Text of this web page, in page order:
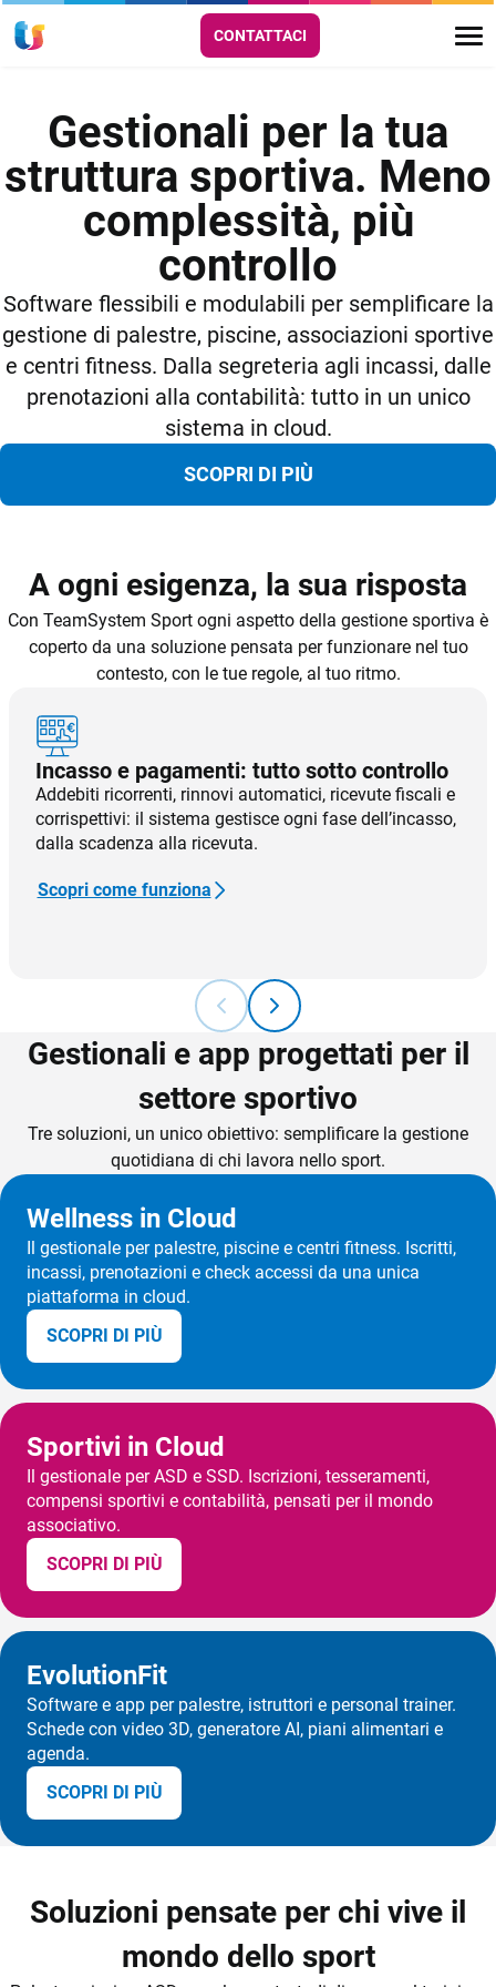
CRM
Ecommerce
Email Marketing
Fatturazione
Financial Solutions
HR
Trust Services
CONTATTACI
Gestionali per la tua
struttura sportiva. Meno
complessità, più
controllo
Software flessibili e modulabili per semplificare la
gestione di palestre, piscine, associazioni sportive
e centri fitness. Dalla segreteria agli incassi, dalle
prenotazioni alla contabilità: tutto in un unico
sistema in cloud.
SCOPRI DI PIÙ
A ogni esigenza, la sua risposta
Con TeamSystem Sport ogni aspetto della gestione sportiva è
coperto da una soluzione pensata per funzionare nel tuo
contesto, con le tue regole, al tuo ritmo.
Incasso e pagamenti: tutto sotto controllo
Addebiti ricorrenti, rinnovi automatici, ricevute fiscali e
corrispettivi: il sistema gestisce ogni fase dell’incasso,
dalla scadenza alla ricevuta.
Scopri come funziona
Gestionali e app progettati per il
settore sportivo
Tre soluzioni, un unico obiettivo: semplificare la gestione
quotidiana di chi lavora nello sport.
Wellness in Cloud
Il gestionale per palestre, piscine e centri fitness. Iscritti,
incassi, prenotazioni e check accessi da una unica
piattaforma in cloud.
SCOPRI DI PIÙ
Sportivi in Cloud
Il gestionale per ASD e SSD. Iscrizioni, tesseramenti,
compensi sportivi e contabilità, pensati per il mondo
associativo.
SCOPRI DI PIÙ
EvolutionFit
Software e app per palestre, istruttori e personal trainer.
Schede con video 3D, generatore AI, piani alimentari e
agenda.
SCOPRI DI PIÙ
Soluzioni pensate per chi vive il
mondo dello sport